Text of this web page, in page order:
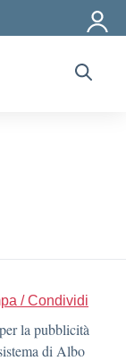
/ Condividi
la pubblicità
di Albo